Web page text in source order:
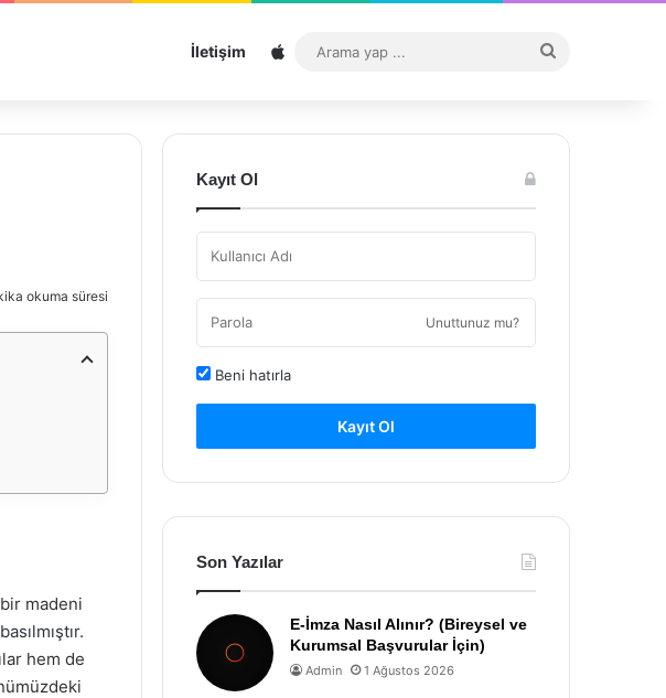
İletişim Sitemap
...
okuma süresi
madeni
hem de
Kayıt Ol
Unuttunuz mu?
Beni hatırla
Kayıt Ol
Son Yazılar
E-İmza Nasıl Alınır? (Bireysel ve
Kurumsal Başvurular İçin)
Admin 1 Ağustos 2026